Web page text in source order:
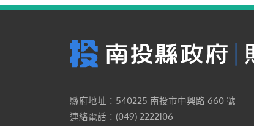
縣府地址：540225 南投市中興路 660 號
連絡電話：(049) 2222106